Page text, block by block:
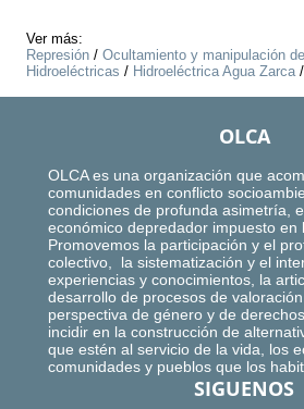
Ver más:
Represión / Ocultamiento y manipulación
Hidroeléctricas / Hidroeléctrica Agua Zarca/
OLCA
OLCA es una organización que
comunidades en conflicto
condiciones de profunda asimetría,
económico depredador impuesto en
Promovemos la participación y el
colectivo, la sistematización y el
experiencias y conocimientos, la
desarrollo de procesos de
perspectiva de género y de
incidir en la construcción de
que estén al servicio de la vida, los
comunidades y pueblos que los
SIGUENOS